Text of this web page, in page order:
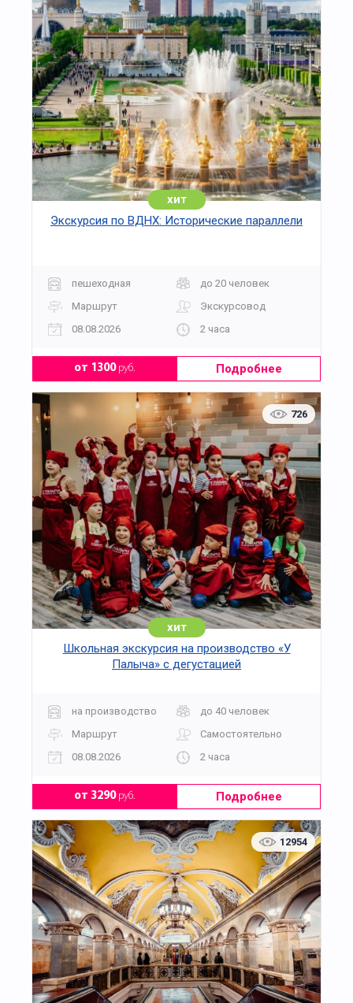
из экскурсий может быть расширена. В нее при
необходимости включаются уникальный
памятник советского авангарда — дом
архитектора Мельникова — или другие объекты.
хит
Экскурсия по ВДНХ: Исторические параллели
пешеходная
до 20 человек
Маршрут
Экскурсовод
08.08.2026
2 часа
от 1300руб. Подробнее
726
хит
Школьная экскурсия на производство «У
Палыча» с дегустацией
на производство
до 40 человек
Маршрут
Самостоятельно
08.08.2026
2 часа
от 3290руб. Подробнее
12954